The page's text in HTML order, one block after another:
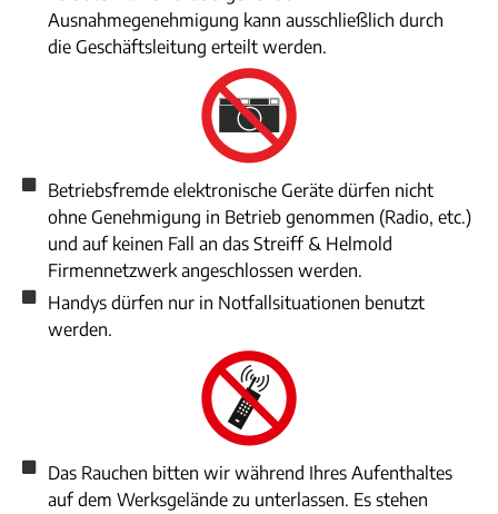
Ausnahmegenehmigung kann ausschließlich durch
die Geschäftsleitung erteilt werden.
Betriebsfremde elektronische Geräte dürfen nicht
ohne Genehmigung in Betrieb genommen (Radio, etc.)
und auf keinen Fall an das Streiff & Helmold
Firmennetzwerk angeschlossen werden.
Handys dürfen nur in Notfallsituationen benutzt
werden.
Das Rauchen bitten wir während Ihres Aufenthaltes
auf dem Werksgelände zu unterlassen. Es stehen